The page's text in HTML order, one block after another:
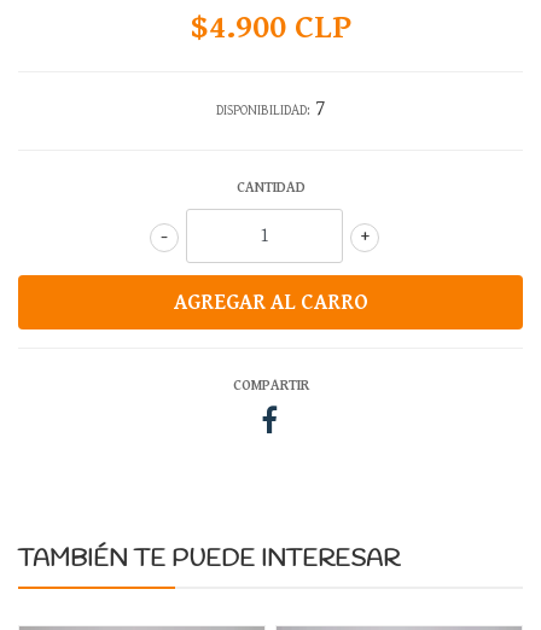
$4.900 CLP
DISPONIBILIDAD: 7
CANTIDAD
+
-
COMPARTIR
TAMBIÉN TE PUEDE INTERESAR